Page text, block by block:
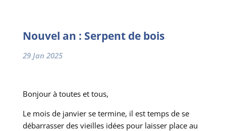
Nouvel an : Serpent de bois
29 Jan 2025
Bonjour à toutes et tous,
Le mois de janvier se termine, il est temps de se
débarrasser des vieilles idées pour laisser place au